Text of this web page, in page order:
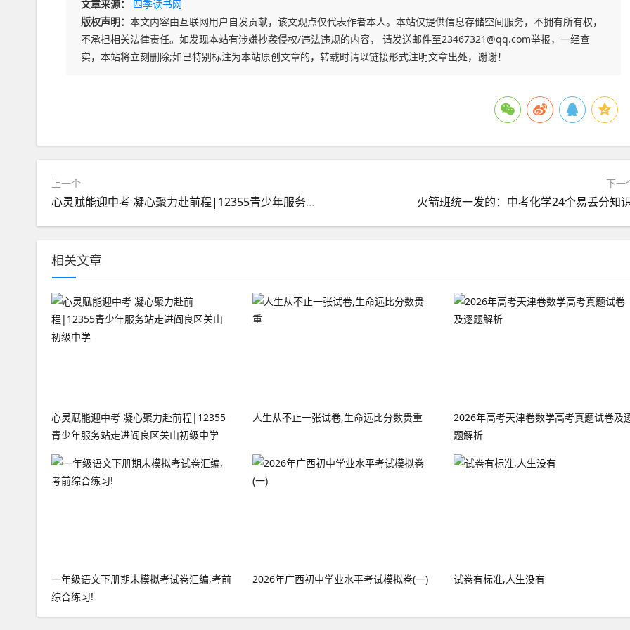
文章来源：
四季读书网
版权声明： 本文内容由互联网用户自发贡献，该文观点仅代表作者本人。本站仅提供信息存储空间服务，不拥有所有权，
不承担相关法律责任。如发现本站有涉嫌抄袭侵权/违法违规的内容， 请发送邮件至23467321@qq.com举报，一经查
实，本站将立刻删除;如已特别标注为本站原创文章的，转载时请以链接形式注明文章出处，谢谢！
上一个
心灵赋能迎中考 凝心聚力赴前程|12355青少年服务站走进阎良区关山初级中学
下一
火箭班统一发的：中考化学24个易丢分知识
相关文章
心灵赋能迎中考 凝心聚力赴前程|12355
青少年服务站走进阎良区关山初级中学
人生从不止一张试卷,生命远比分数贵重
2026年高考天津卷数学高考真题试卷及
题解析
一年级语文下册期末模拟考试卷汇编,考前
综合练习!
2026年广西初中学业水平考试模拟卷(一) 试卷有标准,人生没有